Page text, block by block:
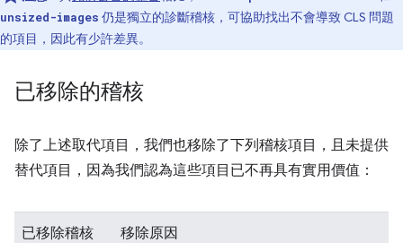
unsized-images 仍是獨立的診斷稽核，可協助找出不會導致 CLS 問題
的項目，因此有少許差異。
已移除的稽核
除了上述取代項目，我們也移除了下列稽核項目，且未提供
替代項目，因為我們認為這些項目已不再具有實用價值：
已移除稽核 移除原因